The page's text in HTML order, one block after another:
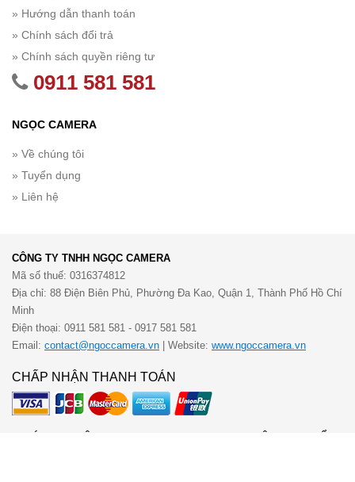
» Hướng dẫn thanh toán
» Chính sách đổi trả
» Chính sách quyền riêng tư
0911 581 581
NGỌC CAMERA
» Về chúng tôi
» Tuyển dụng
» Liên hệ
CÔNG TY TNHH NGỌC CAMERA
Mã số thuế: 0316374812
Địa chỉ: 88 Điện Biên Phủ, Phường Đa Kao, Quận 1, Thành Phố Hồ Chí
Minh
Điện thoại: 0911 581 581 - 0917 581 581
Email: contact@ngoccamera.vn | Website: www.ngoccamera.vn
CHẤP NHẬN THANH TOÁN